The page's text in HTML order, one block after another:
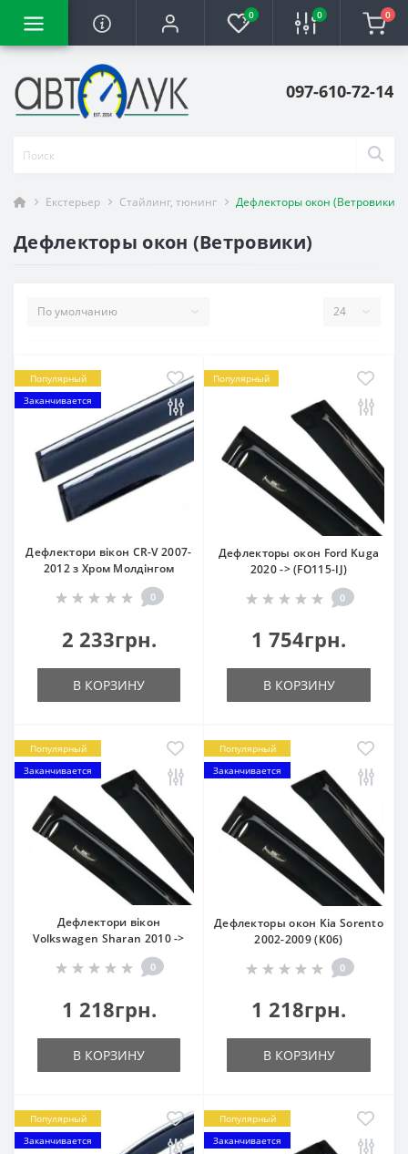
0 0 0
097-610-72-14
Екстерьер Стайлинг, тюнинг Дефлекторы окон (Ветровики)
Дефлекторы окон (Ветровики)
Популярный
Заканчивается
Дефлектори вікон CR-V 2007-
2012 з Хром Молдінгом
0
2 233грн.
В КОРЗИНУ
Популярный
Дефлекторы окон Ford Kuga
2020 -> (FO115-IJ)
0
1 754грн.
В КОРЗИНУ
Популярный
Заканчивается
Дефлектори вікон
Volkswagen Sharan 2010 ->
0
1 218грн.
В КОРЗИНУ
Популярный
Заканчивается
Дефлекторы окон Kia Sorento
2002-2009 (K06)
0
1 218грн.
В КОРЗИНУ
Популярный
Заканчивается
Популярный
Заканчивается